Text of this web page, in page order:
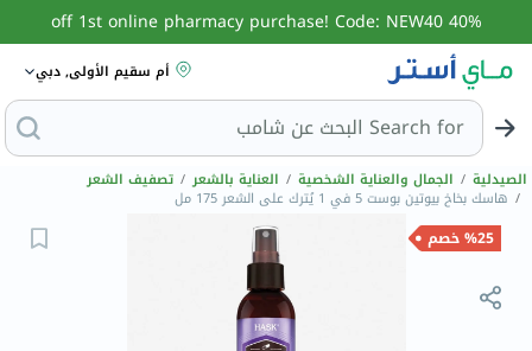
40% off 1st online pharmacy purchase! Code: NEW40
أم سقيم الأولى, دبي
Search for البحث
الصيدلية / الجمال والعناية الشخصية / العناية بالشعر / تصفيف الشعر
/ هاسك بخاخ بيوتين بوست 5 في 1 يُترك على الشعر 175 مل
%25 خصم